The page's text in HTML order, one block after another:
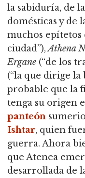
la sabiduría, de la
domésticas y de
muchos
ciudad”),Athena
Ergane (“de los
(“la que dirige la
probable que la
tenga su origen
panteón
Ishtar, quien
guerra. Ahora
que Atenea
desarrollada de